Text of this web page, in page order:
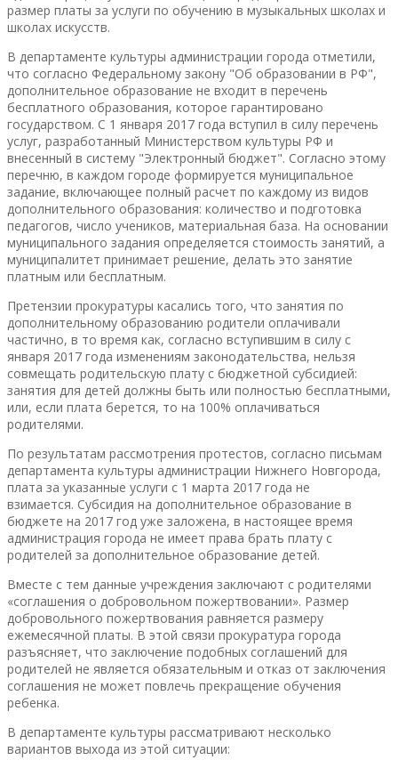
размер платы за услуги по обучению в музыкальных школах и
школах искусств.
В департаменте культуры администрации города отметили,
что согласно Федеральному закону "Об образовании в РФ",
дополнительное образование не входит в перечень
бесплатного образования, которое гарантировано
государством. С 1 января 2017 года вступил в силу перечень
услуг, разработанный Министерством культуры РФ и
внесенный в систему "Электронный бюджет". Согласно этому
перечню, в каждом городе формируется муниципальное
задание, включающее полный расчет по каждому из видов
дополнительного образования: количество и подготовка
педагогов, число учеников, материальная база. На основании
муниципального задания определяется стоимость занятий, а
муниципалитет принимает решение, делать это занятие
платным или бесплатным.
Претензии прокуратуры касались того, что занятия по
дополнительному образованию родители оплачивали
частично, в то время как, согласно вступившим в силу с
января 2017 года изменениям законодательства, нельзя
совмещать родительскую плату с бюджетной субсидией:
занятия для детей должны быть или полностью бесплатными,
или, если плата берется, то на 100% оплачиваться
родителями.
По результатам рассмотрения протестов, согласно письмам
департамента культуры администрации Нижнего Новгорода,
плата за указанные услуги с 1 марта 2017 года не
взимается. Субсидия на дополнительное образование в
бюджете на 2017 год уже заложена, в настоящее время
администрация города не имеет права брать плату с
родителей за дополнительное образование детей.
Вместе с тем данные учреждения заключают с родителями
«соглашения о добровольном пожертвовании». Размер
добровольного пожертвования равняется размеру
ежемесячной платы. В этой связи прокуратура города
разъясняет, что заключение подобных соглашений для
родителей не является обязательным и отказ от заключения
соглашения не может повлечь прекращение обучения
ребенка.
В департаменте культуры рассматривают несколько
вариантов выхода из этой ситуации: